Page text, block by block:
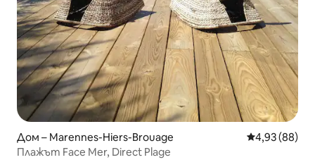
Дом – Marennes-Hiers-Brouage Средна
4,93 (88)
Плажът Face Mer, Direct Plage